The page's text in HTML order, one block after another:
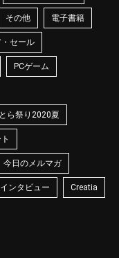
その他 電子書籍
セール
PCゲーム
ら祭り2020夏
今日のメルマガ
ンタビュー Creatia